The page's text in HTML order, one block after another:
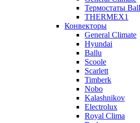
Термостаты
THERMEX1
Конвекторы
General Climate
Hyundai
Ballu
Scoole
Scarlett
Timberk
Nobo
Kalashnikov
Electrolux
Royal Clima